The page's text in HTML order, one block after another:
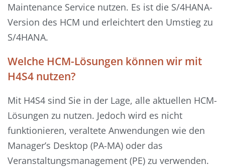
Maintenance Service nutzen. Es ist die S/4HANA-
Version des HCM und erleichtert den Umstieg zu
S/4HANA.
Welche HCM-Lösungen können wir mit
H4S4 nutzen?
Mit H4S4 sind Sie in der Lage, alle aktuellen HCM-
Lösungen zu nutzen. Jedoch wird es nicht
funktionieren, veraltete Anwendungen wie den
Manager’s Desktop (PA-MA) oder das
Veranstaltungsmanagement (PE) zu verwenden.